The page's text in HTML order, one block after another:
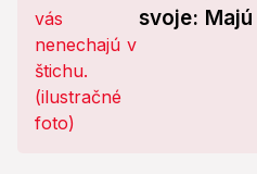
svoje: